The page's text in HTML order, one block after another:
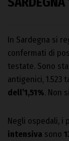
In Sardegna si
confermati di
testate. Sono
antigenici, 1.523
dell’1,51%. Non si
Negli ospedali, i
intensiva sono